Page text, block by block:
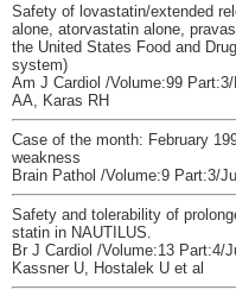
Safety of lovastatin/extended
alone, atorvastatin alone,
the United States Food and
system)
Am J Cardiol /Volume:99
AA, Karas RH
Case of the month: February
weakness
Brain Pathol /Volume:9 Part:3/
Safety and tolerability of
statin in NAUTILUS.
Br J Cardiol /Volume:13 Part:4/
Kassner U, Hostalek U et al